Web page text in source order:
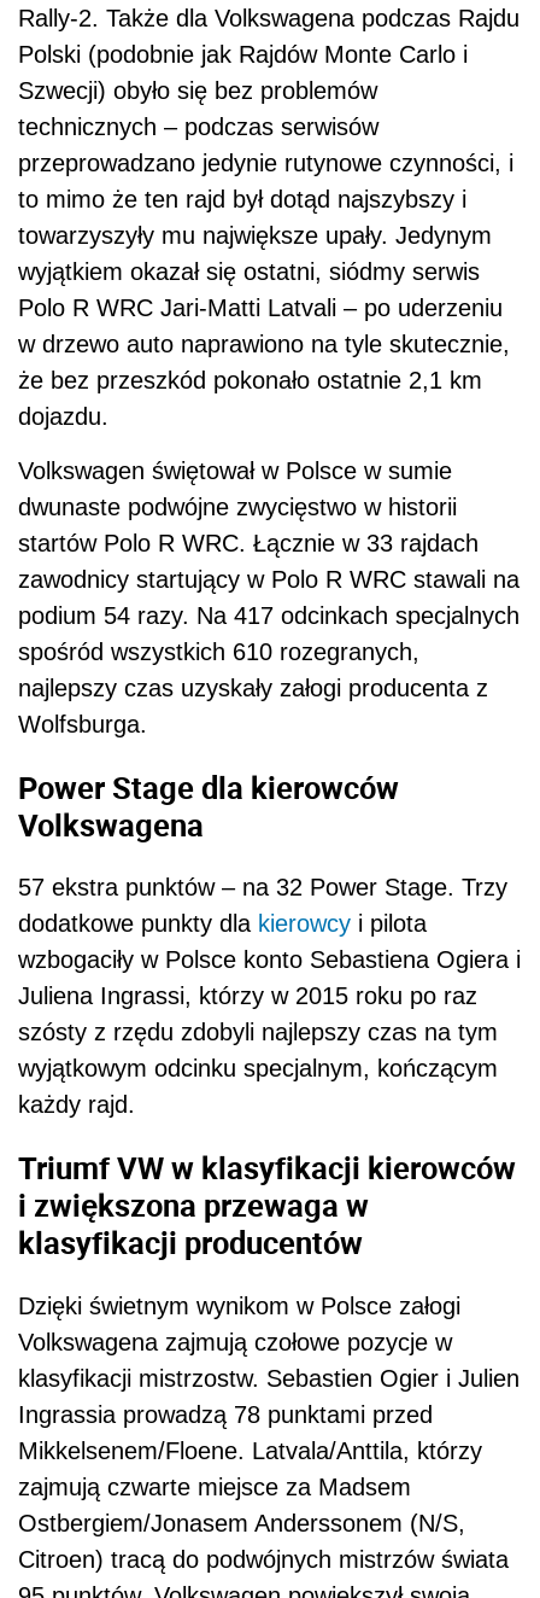
Rally-2. Także dla Volkswagena podczas Rajdu
Polski (podobnie jak Rajdów Monte Carlo i
Szwecji) obyło się bez problemów
technicznych – podczas serwisów
przeprowadzano jedynie rutynowe czynności, i
to mimo że ten rajd był dotąd najszybszy i
towarzyszyły mu największe upały. Jedynym
wyjątkiem okazał się ostatni, siódmy serwis
Polo R WRC Jari-Matti Latvali – po uderzeniu
w drzewo auto naprawiono na tyle skutecznie,
że bez przeszkód pokonało ostatnie 2,1 km
dojazdu.
Volkswagen świętował w Polsce w sumie
dwunaste podwójne zwycięstwo w historii
startów Polo R WRC. Łącznie w 33 rajdach
zawodnicy startujący w Polo R WRC stawali na
podium 54 razy. Na 417 odcinkach specjalnych
spośród wszystkich 610 rozegranych,
najlepszy czas uzyskały załogi producenta z
Wolfsburga.
Power Stage dla kierowców
Volkswagena
57 ekstra punktów – na 32 Power Stage. Trzy
dodatkowe punkty dla kierowcy i pilota
wzbogaciły w Polsce konto Sebastiena Ogiera i
Juliena Ingrassi, którzy w 2015 roku po raz
szósty z rzędu zdobyli najlepszy czas na tym
wyjątkowym odcinku specjalnym, kończącym
każdy rajd.
Triumf VW w klasyfikacji kierowców
i zwiększona przewaga w
klasyfikacji producentów
Dzięki świetnym wynikom w Polsce załogi
Volkswagena zajmują czołowe pozycje w
klasyfikacji mistrzostw. Sebastien Ogier i Julien
Ingrassia prowadzą 78 punktami przed
Mikkelsenem/Floene. Latvala/Anttila, którzy
zajmują czwarte miejsce za Madsem
Ostbergiem/Jonasem Anderssonem (N/S,
Citroen) tracą do podwójnych mistrzów świata